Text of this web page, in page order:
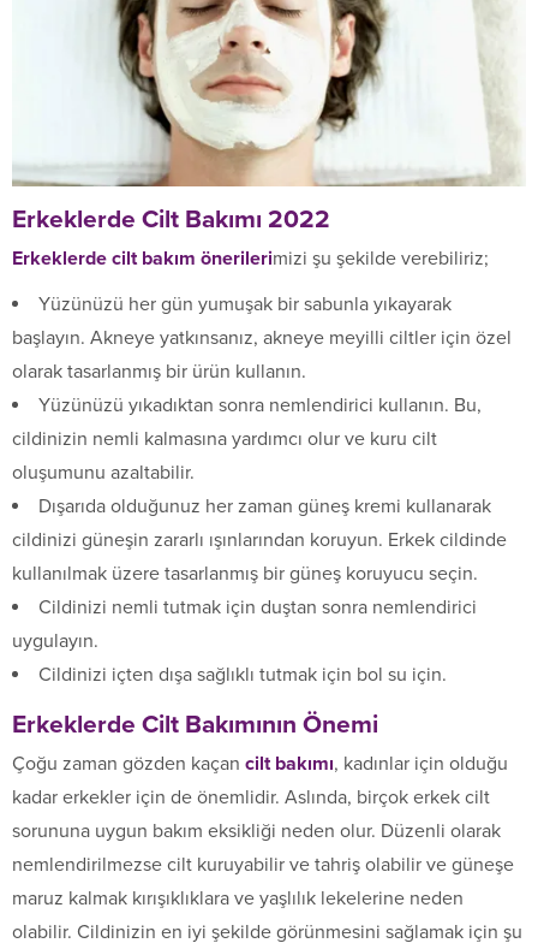
Erkeklerde Cilt Bakımı 2022
Erkeklerde cilt bakım önerilerimizi şu şekilde verebiliriz;
Yüzünüzü her gün yumuşak bir sabunla yıkayarak
başlayın. Akneye yatkınsanız, akneye meyilli ciltler için özel
olarak tasarlanmış bir ürün kullanın.
Yüzünüzü yıkadıktan sonra nemlendirici kullanın. Bu,
cildinizin nemli kalmasına yardımcı olur ve kuru cilt
oluşumunu azaltabilir.
Dışarıda olduğunuz her zaman güneş kremi kullanarak
cildinizi güneşin zararlı ışınlarından koruyun. Erkek cildinde
kullanılmak üzere tasarlanmış bir güneş koruyucu seçin.
Cildinizi nemli tutmak için duştan sonra nemlendirici
uygulayın.
Cildinizi içten dışa sağlıklı tutmak için bol su için.
Erkeklerde Cilt Bakımının Önemi
Çoğu zaman gözden kaçan cilt bakımı, kadınlar için olduğu
kadar erkekler için de önemlidir. Aslında, birçok erkek cilt
sorununa uygun bakım eksikliği neden olur. Düzenli olarak
nemlendirilmezse cilt kuruyabilir ve tahriş olabilir ve güneşe
maruz kalmak kırışıklıklara ve yaşlılık lekelerine neden
olabilir. Cildinizin en iyi şekilde görünmesini sağlamak için şu